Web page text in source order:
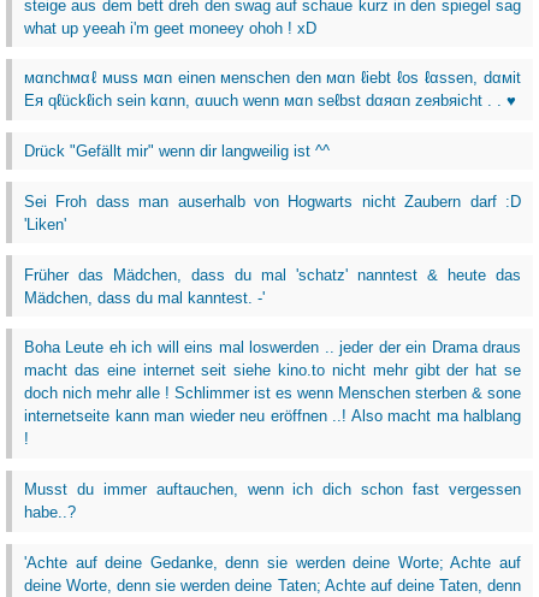
steige aus dem bett dreh den swag auf schaue kurz in den spiegel sag
what up yeeah i'm geet moneey ohoh ! xD
мαnchмαℓ мuss мαn einen мenschen den мαn ℓiebt ℓos ℓαssen, dαмit
Eя qℓückℓich sein kαnn, αuuch wenn мαn seℓbst dαяαn zeяbяicht . . ♥
Drück "Gefällt mir" wenn dir langweilig ist ^^
Sei Froh dass man auserhalb von Hogwarts nicht Zaubern darf :D
'Liken'
Früher das Mädchen, dass du mal 'schatz' nanntest & heute das
Mädchen, dass du mal kanntest. -'
Boha Leute eh ich will eins mal loswerden .. jeder der ein Drama draus
macht das eine internet seit siehe kino.to nicht mehr gibt der hat se
doch nich mehr alle ! Schlimmer ist es wenn Menschen sterben & sone
internetseite kann man wieder neu eröffnen ..! Also macht ma halblang
!
Musst du immer auftauchen, wenn ich dich schon fast vergessen
habe..?
'Achte auf deine Gedanke, denn sie werden deine Worte; Achte auf
deine Worte, denn sie werden deine Taten; Achte auf deine Taten, denn